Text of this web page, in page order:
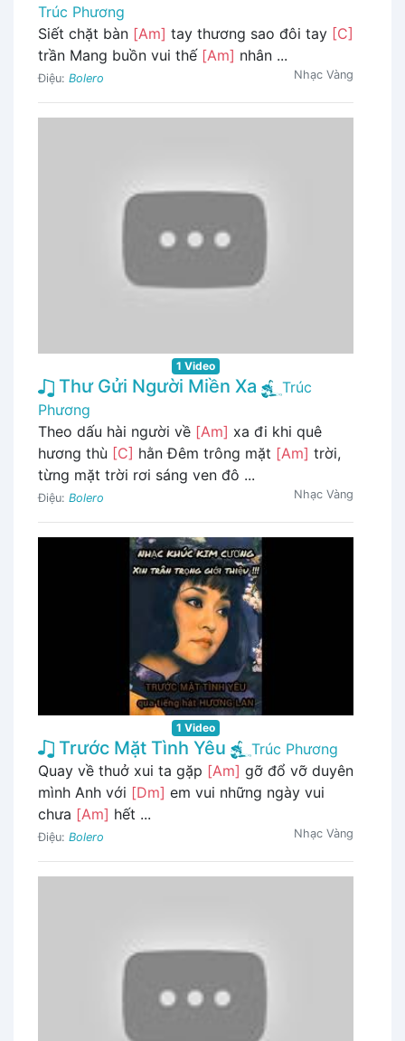
Trúc Phương
Siết chặt bàn [Am] tay thương sao đôi tay [C]
trần Mang buồn vui thế [Am] nhân ...
Điệu: Bolero Nhạc Vàng
1 Video
Thư Gửi Người Miền Xa
Trúc
Phương
Theo dấu hài người về [Am] xa đi khi quê
hương thù [C] hằn Đêm trông mặt [Am] trời,
từng mặt trời rơi sáng ven đô ...
Điệu: Bolero Nhạc Vàng
1 Video
Trước Mặt Tình Yêu
Trúc Phương
Quay về thuở xui ta gặp [Am] gỡ đổ vỡ duyên
mình Anh với [Dm] em vui những ngày vui
chưa [Am] hết ...
Điệu: Bolero Nhạc Vàng